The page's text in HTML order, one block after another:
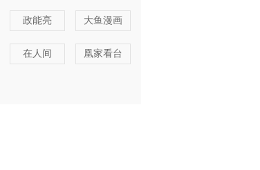
政能亮 大鱼漫画
在人间 凰家看台